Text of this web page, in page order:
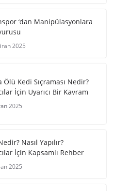
‘dan Manipülasyonlara
2025
Ölü Kedi Sıçraması Nedir?
İçin Uyarıcı Bir Kavram
2025
Nasıl Yapılır?
İçin Kapsamlı Rehber
2025